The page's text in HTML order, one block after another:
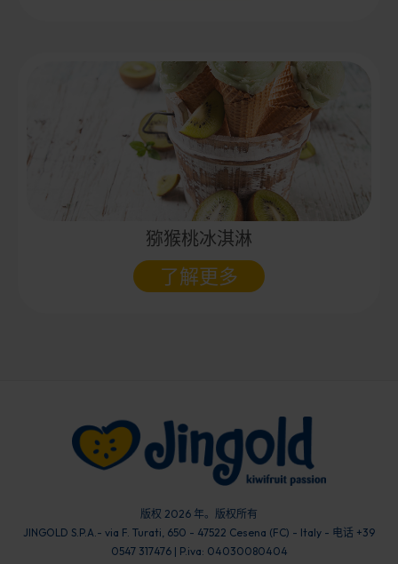
猕猴桃冰淇淋
了解更多
版权 2026 年。版权所有
JINGOLD S.P.A.- via F. Turati, 650 - 47522 Cesena (FC) - Italy - 电话 +39
0547 317476 | P.iva: 04030080404